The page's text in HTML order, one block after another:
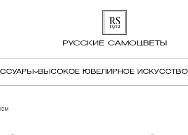
ВЫСОКОЕ ЮВЕЛИРНОЕ ИСКУССТВО